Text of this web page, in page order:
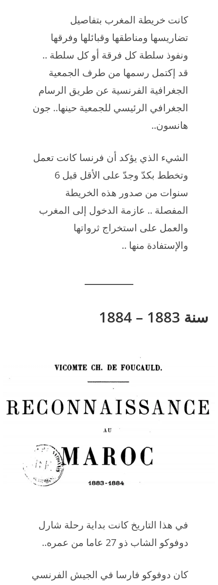
كانت خريطة المغرب بتفاصيل
تضاريسها ومناطقها وقبائلها وفرقها
ونفوذ سلطة كل فرقة أو كل سلطة ..
قد إكتمل رسمها من طرف الجمعية
الجغرافية الفرنسية عن طريق الرسام
الجغرافي الرئيسي للجمعية حينها.. جون
هانسون..
الشيء الذي يؤكد أن فرنسا كانت تعمل
وتخطط بكدّ وجدّ على الأقل قبل 6
سنوات من صدور هذه الخريطة
المفصلة .. عازمة الدخول إلى المغرب
والعمل على استخراج ثرواتها
والإستفادة منها ..
سنة 1883 – 1884
في هذا التاريخ كانت بداية رحلة شارل
دوفوكو الشاب ذو 27 عاما من عمره..
كان دوفوكو فارسا في الجيش الفرنسي